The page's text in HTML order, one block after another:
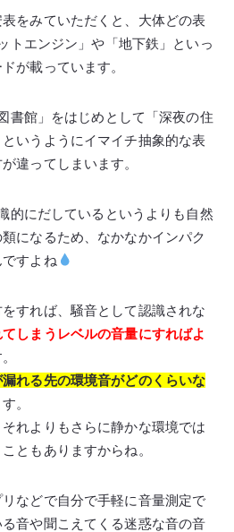
をみていただくと、大体どの表
トエンジン」や「地下鉄」といっ
が載っています。
書館」をはじめとして「深夜の住
いうようにイマイチ抽象的な表
違ってしまいます。
的にだしているというよりも自然
になるため、なかなかインパク
すよね
すれば、騒音として認識されな
しまうレベルの音量にすればよ
漏れる先の環境音がどのくらいな
。
れよりもさらに静かな環境では
ともありますからね。
などで自分で手軽に音量測定で
音や聞こえてくる迷惑な音の音